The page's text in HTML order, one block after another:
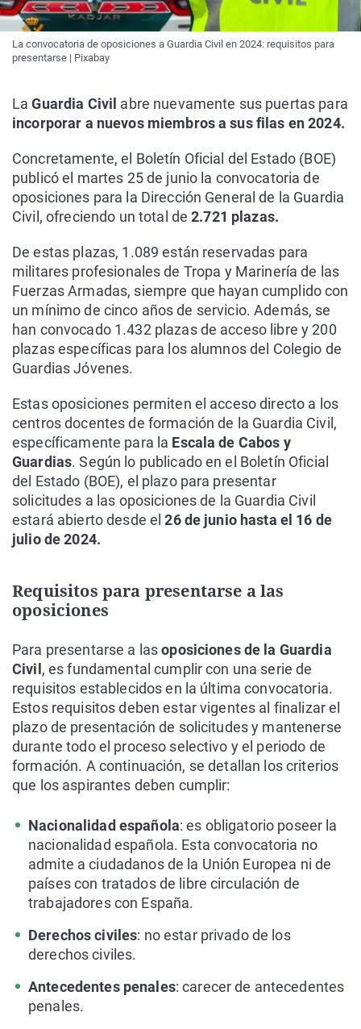
La convocatoria de oposiciones a Guardia Civil en 2024: requisitos para
presentarse | Pixabay
LaGuardia Civil abre nuevamente sus puertas para
incorporar a nuevos miembros a sus filas en 2024.
Concretamente, el Boletín Oficial del Estado (BOE)
publicó el martes 25 de junio la convocatoria de
oposiciones para la Dirección General de la Guardia
Civil, ofreciendo un total de2.721 plazas.
De estas plazas, 1.089 están reservadas para
militares profesionales de Tropa y Marinería de las
Fuerzas Armadas, siempre que hayan cumplido con
un mínimo de cinco años de servicio. Además, se
han convocado 1.432 plazas de acceso libre y 200
plazas específicas para los alumnos del Colegio de
Guardias Jóvenes.
Estas oposiciones permiten el acceso directo a los
centros docentes de formación de la Guardia Civil,
específicamente para la Escala de Cabos y
Guardias. Según lo publicado en el Boletín Oficial
del Estado (BOE), el plazo para presentar
solicitudes a las oposiciones de la Guardia Civil
estará abierto desde el26 de junio hasta el 16 de
julio de 2024.
Requisitos para presentarse a las
oposiciones
Para presentarse a lasoposiciones de la Guardia
Civil , es fundamental cumplir con una serie de
requisitos establecidos en la última convocatoria.
Estos requisitos deben estar vigentes al finalizar el
plazo de presentación de solicitudes y mantenerse
durante todo el proceso selectivo y el periodo de
formación. A continuación, se detallan los criterios
que los aspirantes deben cumplir:
Nacionalidad española: es obligatorio poseer la
nacionalidad española. Esta convocatoria no
admite a ciudadanos de la Unión Europea ni de
países con tratados de libre circulación de
trabajadores con España.
Derechos civiles: no estar privado de los
derechos civiles.
Antecedentes penales: carecer de antecedentes
penales.